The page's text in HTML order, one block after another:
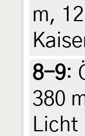
m,
8-9:
380